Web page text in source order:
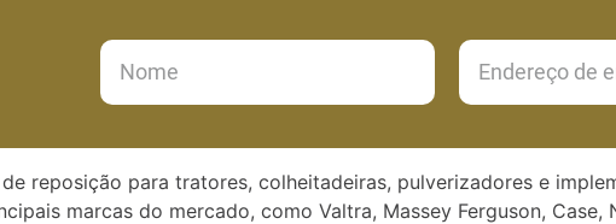
reposição para tratores, colheitadeiras, pulverizadores e
marcas do mercado, como Valtra, Massey Ferguson,